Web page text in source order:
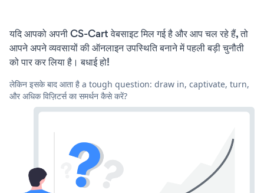
यदि आपको अपनी CS-Cart वेबसाइट मिल गई है और आप चल रहे हैं, तो
आपने अपने व्यवसायों की ऑनलाइन उपस्थिति बनाने में पहली बड़ी चुनौती
को पार कर लिया है। बधाई हो!
लेकिन इसके बाद आता है a tough question: draw in, captivate, turn,
और अधिक विज़िटर्स का समर्थन कैसे करें?